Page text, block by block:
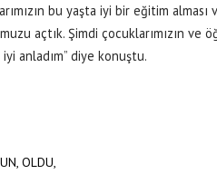
bu yaşta iyi bir eğitim alması
açtık. Şimdi çocuklarımızın ve
anladım” diye konuştu.
OLDU,